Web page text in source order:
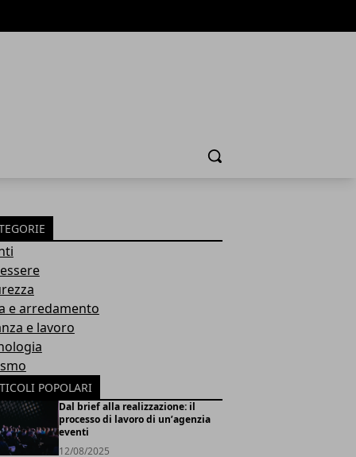
Cerca
e arredamento
e lavoro
POPOLARI
Dal brief alla realizzazione: il
processo di lavoro di un’agenzia
eventi
12/08/2025